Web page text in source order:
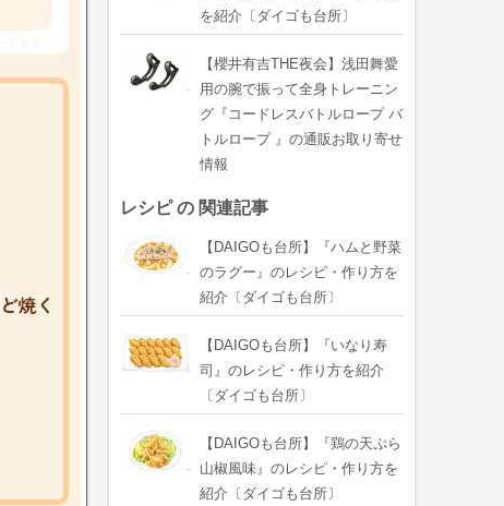
を紹介〔ダイゴも台所〕
【櫻井有吉THE夜会】浅田舞愛
用の腕で振って全身トレーニン
グ『コードレスバトルロープ バ
トルロープ 』の通販お取り寄せ
情報
レシピ の 関連記事
【DAIGOも台所】『ハムと野菜
のラグー』のレシピ・作り方を
紹介〔ダイゴも台所〕
【DAIGOも台所】『いなり寿
司』のレシピ・作り方を紹介
〔ダイゴも台所〕
【DAIGOも台所】『鶏の天ぷら
山椒風味』のレシピ・作り方を
紹介〔ダイゴも台所〕